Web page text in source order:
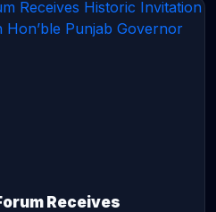
Receives